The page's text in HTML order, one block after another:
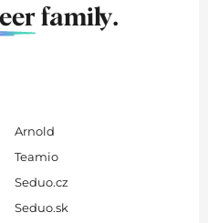
family.
Arnold
Teamio
Seduo.cz
Seduo.sk